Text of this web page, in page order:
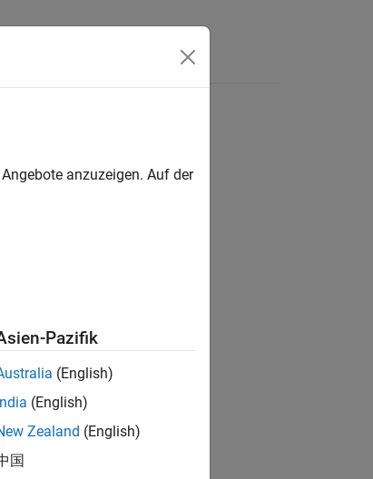
anzuzeigen. Auf der
Pazifik
(English)
India (English)
Zealand (English)
国